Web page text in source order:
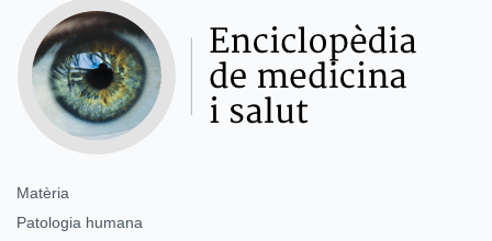
Matèria
Patologia humana